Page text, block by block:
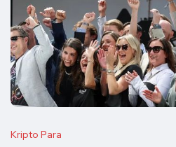
Kripto Para